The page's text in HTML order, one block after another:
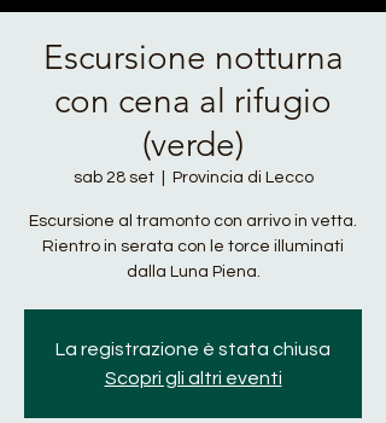
Escursione notturna
con cena al rifugio
(verde)
sab 28 set
  |
Provincia di Lecco
Escursione al tramonto con arrivo in vetta.
Rientro in serata con le torce illuminati
dalla Luna Piena.
La registrazione è stata chiusa
Scopri gli altri eventi